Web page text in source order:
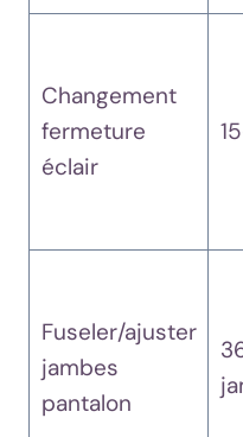
Changement
fermeture
éclair
Fuseler/ajuster
jambes
pantalon